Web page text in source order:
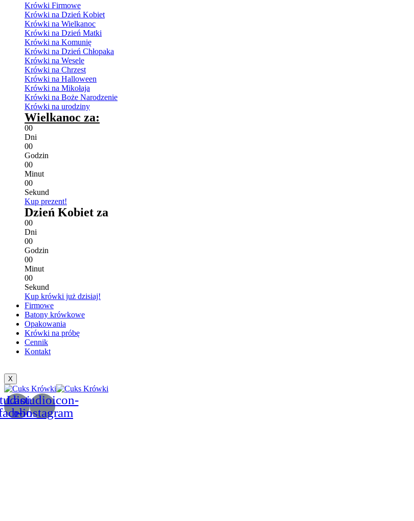
Krówki Firmowe
Krówki na Dzień Kobiet
Krówki na Wielkanoc
Krówki na Dzień Matki
Krówki na Komunię
Krówki na Dzień Chłopaka
Krówki na Wesele
Krówki na Chrzest
Krówki na Halloween
Krówki na Mikołaja
Krówki na Boże Narodzenie
Krówki na urodziny
Wielkanoc za:
00
Dni
00
Godzin
00
Minut
00
Sekund
Kup prezent!
Dzień Kobiet za
00
Dni
00
Godzin
00
Minut
00
Sekund
Kup krówki już dzisiaj!
Firmowe
Batony krówkowe
Opakowania
Krówki na próbę
Cennik
Kontakt
X
Lastudioicon-
b-instagram